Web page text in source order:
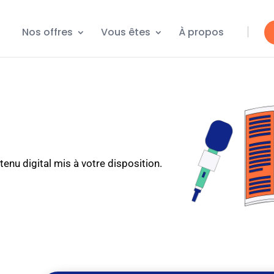
Nos offres Vous êtes À propos
digital mis à votre disposition.